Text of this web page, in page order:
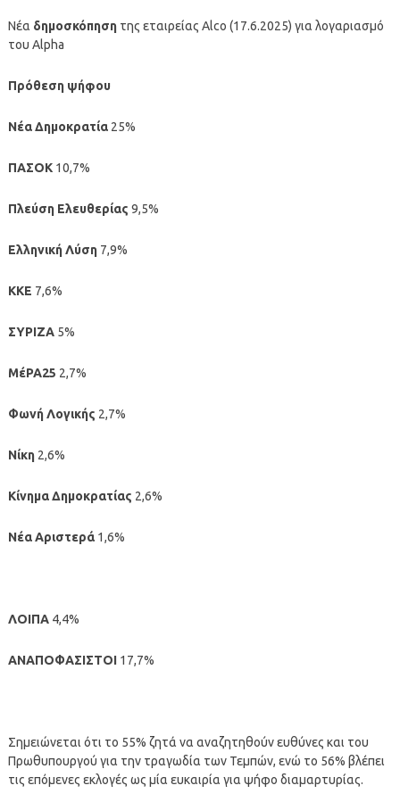
Νέα δημοσκόπησητης εταιρείας Alco (17.6.2025) για λογαριασμό
του Alpha
Πρόθεση ψήφου
Νέα Δημοκρατία25%
ΠΑΣΟΚ10,7%
Πλεύση Ελευθερίας 9,5%
Ελληνική Λύση7,9%
ΚΚΕ 7,6%
ΣΥΡΙΖΑ5%
ΜέΡΑ25 2,7%
Φωνή Λογικής 2,7%
Νίκη2,6%
Κίνημα Δημοκρατίας 2,6%
Νέα Αριστερά1,6%
ΛΟΙΠΑ 4,4%
ΑΝΑΠΟΦΑΣΙΣΤΟΙ17,7%
Σημειώνεται ότι το 55% ζητά να αναζητηθούν ευθύνες και του
Πρωθυπουργού για την τραγωδία των Τεμπών, ενώ το 56% βλέπει
τις επόμενες εκλογές ως μία ευκαιρία για ψήφο διαμαρτυρίας.